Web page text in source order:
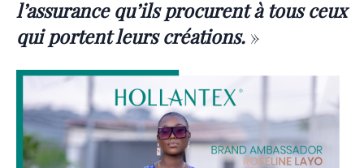
l’assurance qu’ils procurent à tous ceux
qui portent leurs créations. »